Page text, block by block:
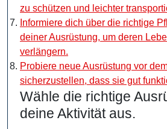
zu schützen und leichter
Informiere dich über die richtige
deiner Ausrüstung, um deren
verlängern.
Probiere neue Ausrüstung vor
sicherzustellen, dass sie gut
Wähle die richtige
deine Aktivität aus.